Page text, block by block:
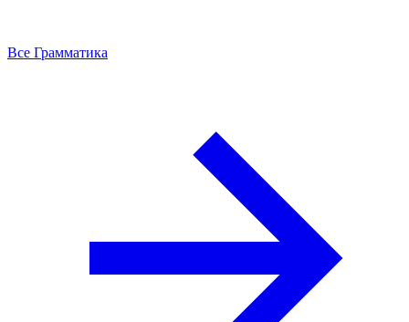
Все Грамматика